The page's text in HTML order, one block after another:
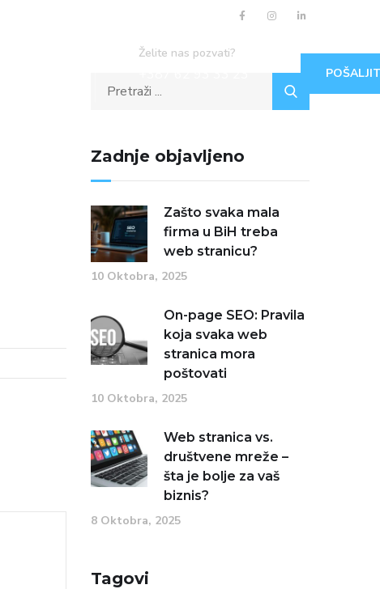
Želite nas pozvati?
Zadnje objavljeno
Zašto svaka mala
firma u BiH treba
web stranicu?
10 Oktobra, 2025
On-page SEO: Pravila
koja svaka web
stranica mora
poštovati
10 Oktobra, 2025
Web stranica vs.
društvene mreže –
šta je bolje za vaš
biznis?
8 Oktobra, 2025
Tagovi